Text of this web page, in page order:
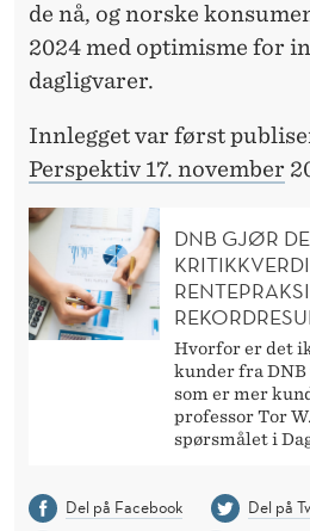
de nå, og norske
2024 med optimisme for
dagligvarer.
Innlegget var først
Perspektiv 17. november
DNB GJØR
Hvorfor er det
kunder fra
som er mer
professor Tor
spørsmålet i
Del på Facebook
Del på